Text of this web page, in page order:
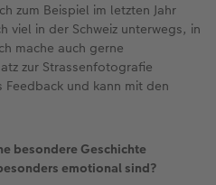
zum Beispiel im letzten Jahr
viel in der Schweiz unterwegs, in
mache auch gerne
zur Strassenfotografie
und kann mit den
besondere Geschichte
emotional sind?